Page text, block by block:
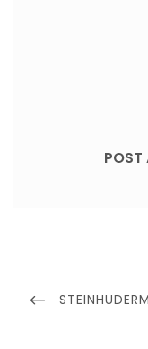
POST
PREVIOUS